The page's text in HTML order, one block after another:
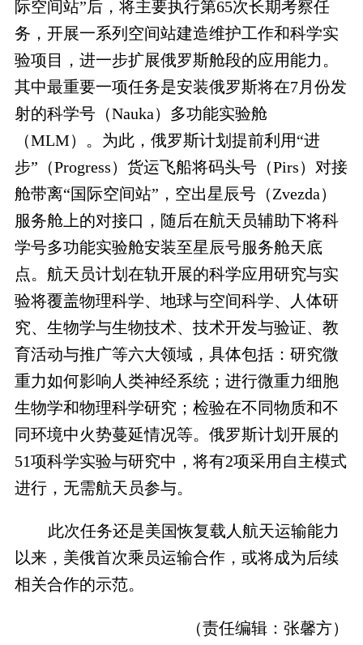
际空间站”后，将主要执行第65次长期考察任
务，开展一系列空间站建造维护工作和科学实
验项目，进一步扩展俄罗斯舱段的应用能力。
其中最重要一项任务是安装俄罗斯将在7月份发
射的科学号（Nauka）多功能实验舱
（MLM）。为此，俄罗斯计划提前利用“进
步”（Progress）货运飞船将码头号（Pirs）对接
舱带离“国际空间站”，空出星辰号（Zvezda）
服务舱上的对接口，随后在航天员辅助下将科
学号多功能实验舱安装至星辰号服务舱天底
点。航天员计划在轨开展的科学应用研究与实
验将覆盖物理科学、地球与空间科学、人体研
究、生物学与生物技术、技术开发与验证、教
育活动与推广等六大领域，具体包括：研究微
重力如何影响人类神经系统；进行微重力细胞
生物学和物理科学研究；检验在不同物质和不
同环境中火势蔓延情况等。俄罗斯计划开展的
51项科学实验与研究中，将有2项采用自主模式
进行，无需航天员参与。
此次任务还是美国恢复载人航天运输能力
以来，美俄首次乘员运输合作，或将成为后续
相关合作的示范。
（责任编辑：张馨方）